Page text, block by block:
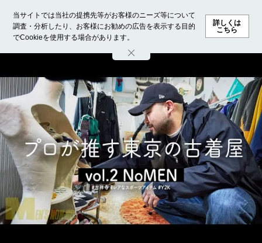
当サイトでは当社の提携先等がお客様のニーズ等について
調査・分析したり、お客様にお勧めの広告を表示する目的
でCookieを使用する場合があります。
詳しくは
こちら
ホーム モデル募集 ランキング ファッション ビューテ